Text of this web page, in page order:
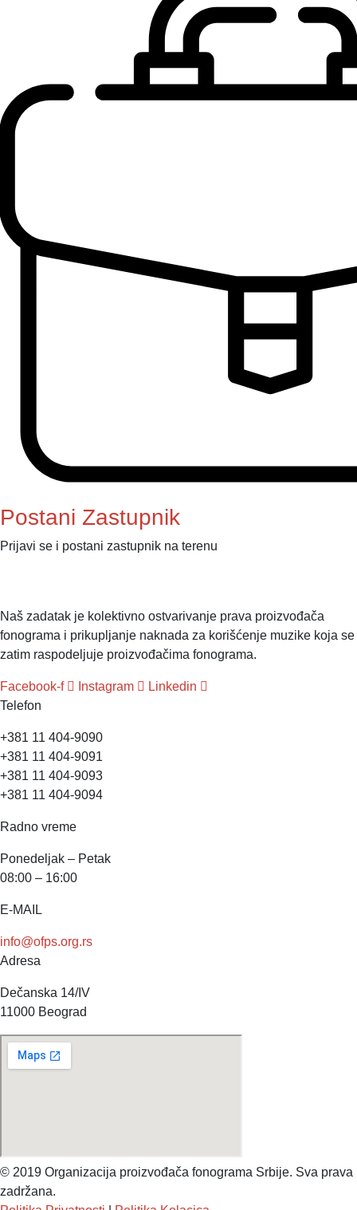
Postani Zastupnik
Prijavi se i postani zastupnik na terenu
Naš zadatak je kolektivno ostvarivanje prava proizvođača
fonograma i prikupljanje naknada za korišćenje muzike koja se
zatim raspodeljuje proizvođačima fonograma.
Facebook-f Instagram
Linkedin
Telefon
+381 11 404-9090
+381 11 404-9091
+381 11 404-9093
+381 11 404-9094
Radno vreme
Ponedeljak – Petak
08:00 – 16:00
E-MAIL
info@ofps.org.rs
Adresa
Dečanska 14/IV
11000 Beograd
© 2019 Organizacija proizvođača fonograma Srbije. Sva prava
zadržana.